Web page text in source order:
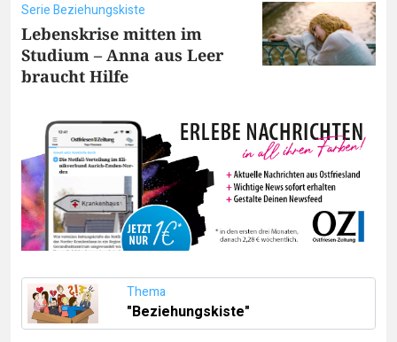
Serie Beziehungskiste
Lebenskrise mitten im
Studium – Anna aus Leer
braucht Hilfe
Thema
"Beziehungskiste"